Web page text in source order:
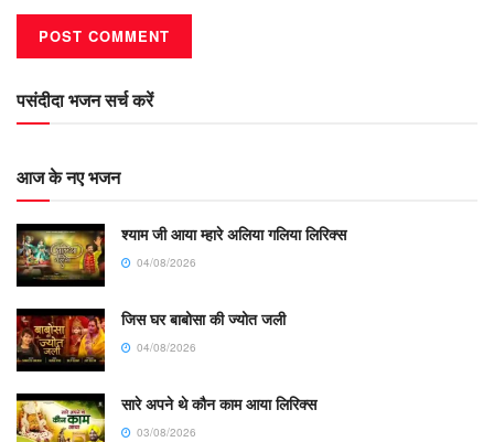
पसंदीदा भजन सर्च करें
आज के नए भजन
श्याम जी आया म्हारे अलिया गलिया लिरिक्स
04/08/2026
जिस घर बाबोसा की ज्योत जली
04/08/2026
सारे अपने थे कौन काम आया लिरिक्स
03/08/2026